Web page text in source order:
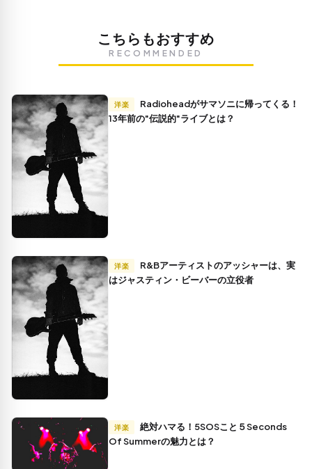
こちらもおすすめ
RECOMMENDED
洋楽
13年前の"伝説的"ライブとは？
洋楽
はジャスティン・ビーバーの立役者
洋楽
Of Summerの魅力とは？